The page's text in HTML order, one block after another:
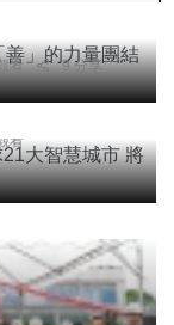
看 9 分享
21大智慧城
看